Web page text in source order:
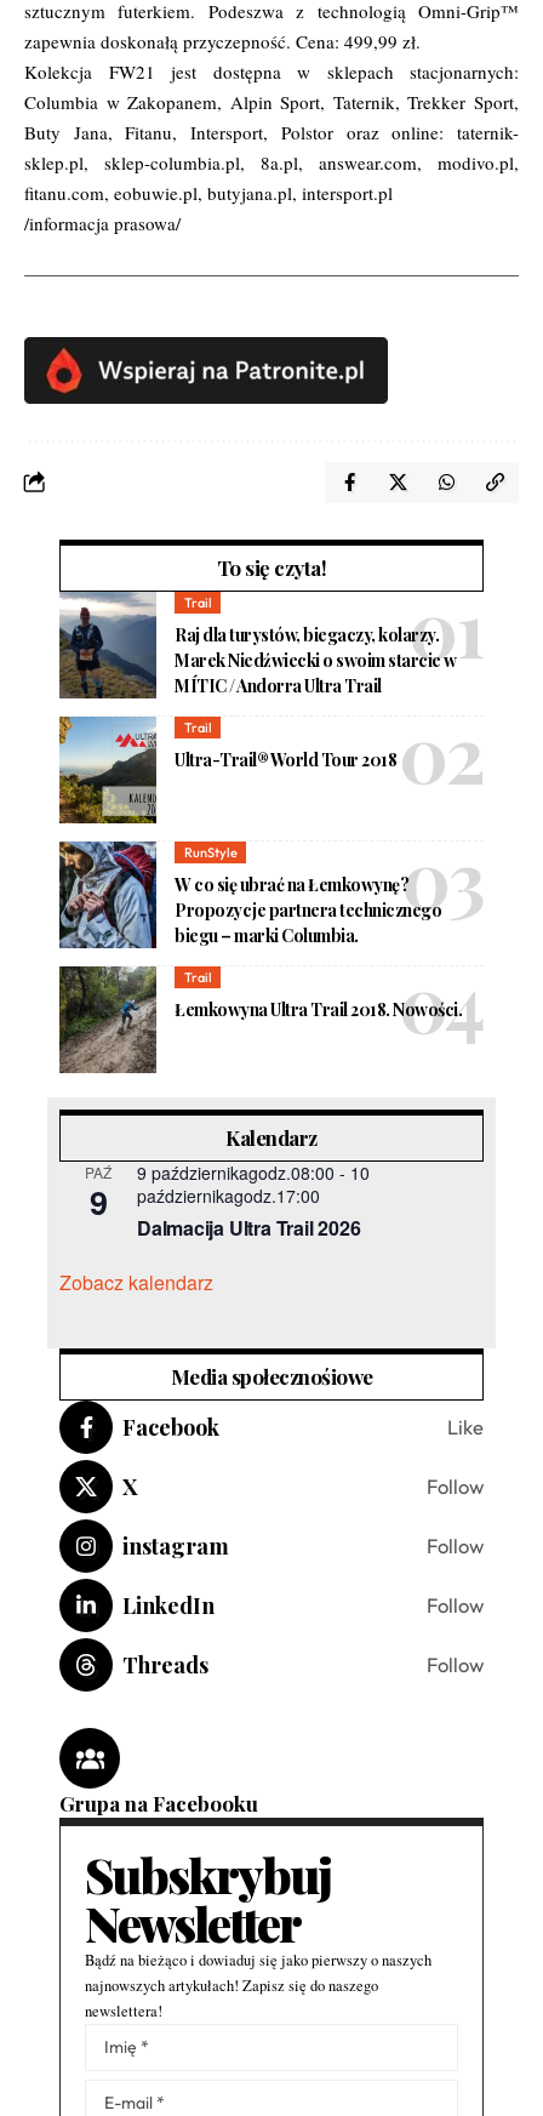
sztucznym futerkiem. Podeszwa z technologią Omni-Grip™
zapewnia doskonałą przyczepność. Cena: 499,99 zł.
Kolekcja FW21 jest dostępna w sklepach stacjonarnych:
Columbia w Zakopanem, Alpin Sport, Taternik, Trekker Sport,
Buty Jana, Fitanu, Intersport, Polstor oraz online: taternik-
sklep.pl, sklep-columbia.pl, 8a.pl, answear.com, modivo.pl,
fitanu.com, eobuwie.pl, butyjana.pl, intersport.pl
/informacja prasowa/
To się czyta!
Trail
Raj dla turystów, biegaczy, kolarzy.
Marek Niedźwiecki o swoim starcie w
MÍTIC / Andorra Ultra Trail
Trail
Ultra-Trail® World Tour 2018
RunStyle
W co się ubrać na Łemkowynę?
Propozycje partnera technicznego
biegu – marki Columbia.
Trail
Łemkowyna Ultra Trail 2018. Nowości.
Kalendarz
PAŹ
9
9 październikagodz.08:00 - 10
październikagodz.17:00
Dalmacija Ultra Trail 2026
Zobacz kalendarz
Media społecznośiowe
Facebook Like
X Follow
instagram Follow
LinkedIn Follow
Threads Follow
Grupa na Facebooku
Subskrybuj
Newsletter
Bądź na bieżąco i dowiaduj się jako pierwszy o naszych
najnowszych artykułach! Zapisz się do naszego
newslettera!
Alternative: